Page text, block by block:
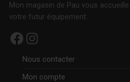
Mon magasin de Pau vous
votre futur équipement.
Facebook Instagram
Nous contacter
Mon compte